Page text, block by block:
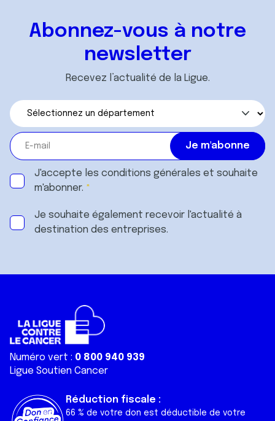
Abonnez-vous à notre
newsletter
Recevez l’actualité de la Ligue.
J'accepte les conditions générales et souhaite
m'abonner.
Je souhaite également recevoir l'actualité à
destination des entreprises.
Numéro vert : 0 800 940 939
Ligue Soutien Cancer
Réduction fiscale :
66 % de votre don est déductible de votre